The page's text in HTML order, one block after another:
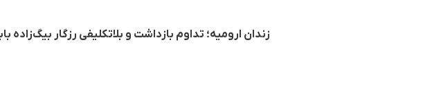
زندان ارومیه؛ تداوم بازداشت و بلاتکلیفی رزگار بیگ‌زاده